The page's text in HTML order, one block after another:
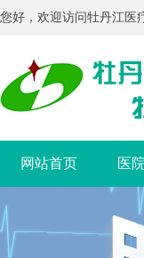
您好，欢迎访问牡丹江医
网站首页 医